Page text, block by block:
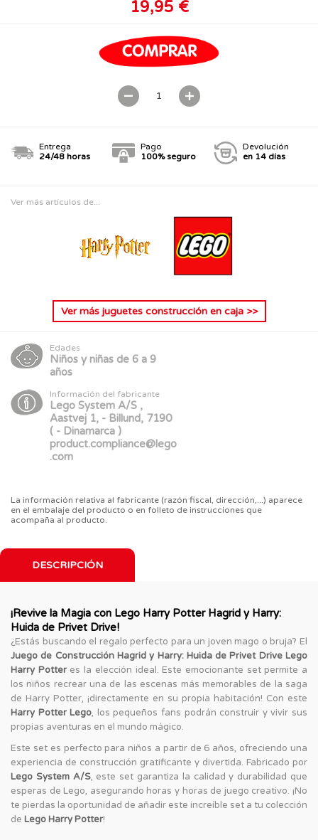
19,95 €
Entrega
24/48 horas
Pago
100% seguro
Devolución
en 14 días
Ver más artículos de...
Ver más juguetes construcción en caja>>
Edades
Niños y niñas de 6 a 9
años
Información del fabricante
Lego System A/S ,
Aastvej 1, - Billund, 7190
( - Dinamarca )
product.compliance@lego
.com
La información relativa al fabricante (razón fiscal, dirección,...) aparece
en el embalaje del producto o en folleto de instrucciones que
acompaña al producto.
DESCRIPCIÓN
¡Revive la Magia con Lego Harry Potter Hagrid y Harry:
Huida de Privet Drive!
¿Estás buscando el regalo perfecto para un joven mago o bruja? El
Juego de Construcción Hagrid y Harry: Huida de Privet Drive Lego
Harry Potteres la elección ideal. Este emocionante set permite a
los niños recrear una de las escenas más memorables de la saga
de Harry Potter, ¡directamente en su propia habitación! Con este
Harry Potter Lego, los pequeños fans podrán construir y vivir sus
propias aventuras en el mundo mágico.
Este set es perfecto para niños a partir de 6 años, ofreciendo una
experiencia de construcción gratificante y divertida. Fabricado por
Lego System A/S, este set garantiza la calidad y durabilidad que
esperas de Lego, asegurando horas y horas de juego creativo. ¡No
te pierdas la oportunidad de añadir este increíble set a tu colección
de Lego Harry Potter!